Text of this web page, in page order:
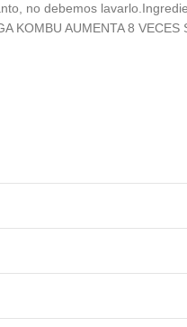
no debemos
KOMBU AUMENTA 8 VECES